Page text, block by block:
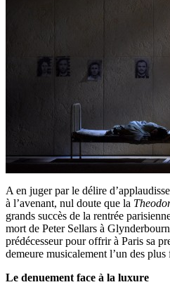
A en juger par le délire
à l’avenant, nul doute que la
grands succès de la rentrée
mort de Peter Sellars à
prédécesseur pour offrir à Paris sa
demeure musicalement l’un des
Le denuement face à la luxure